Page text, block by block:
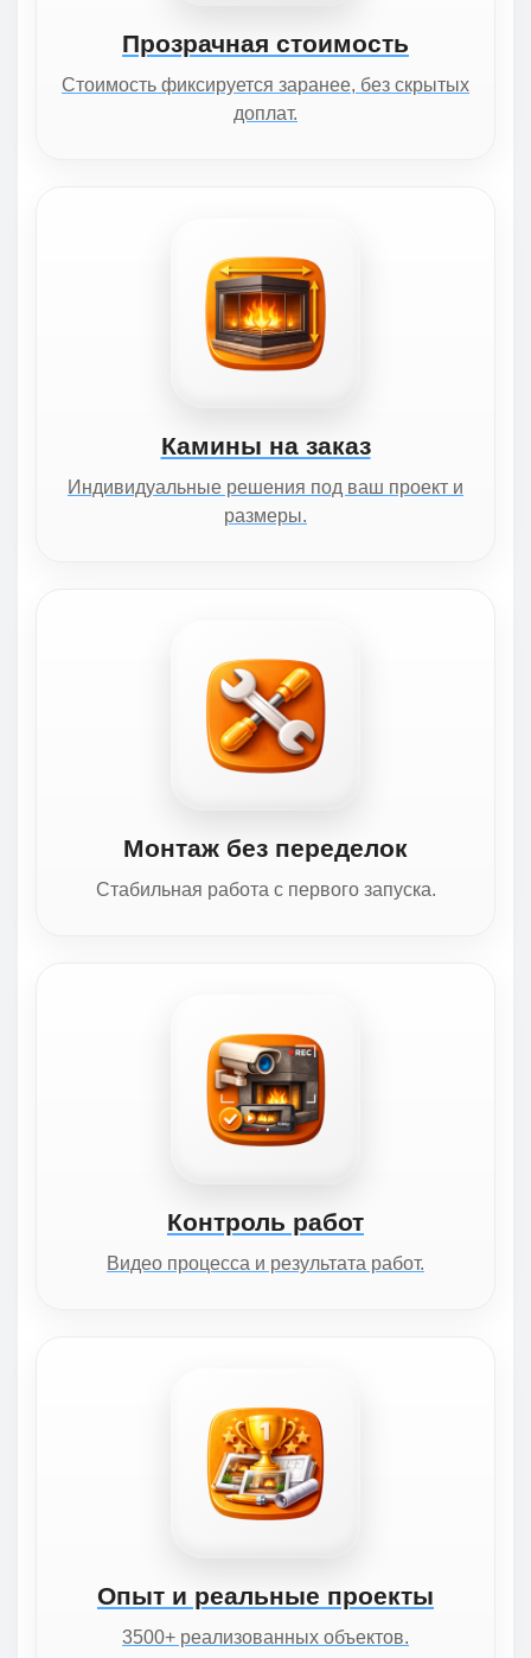
Прозрачная стоимость
Стоимость фиксируется заранее, без скрытых
доплат.
Камины на заказ
Индивидуальные решения под ваш проект и
размеры.
Монтаж без переделок
Стабильная работа с первого запуска.
Контроль работ
Видео процесса и результата работ.
Опыт и реальные проекты
3500+ реализованных объектов.